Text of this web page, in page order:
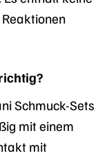
Schmuck-Sets
mit einem
mit